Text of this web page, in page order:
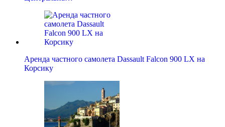
Аренда частного самолета Dassault Falcon 900 LX на
Корсику